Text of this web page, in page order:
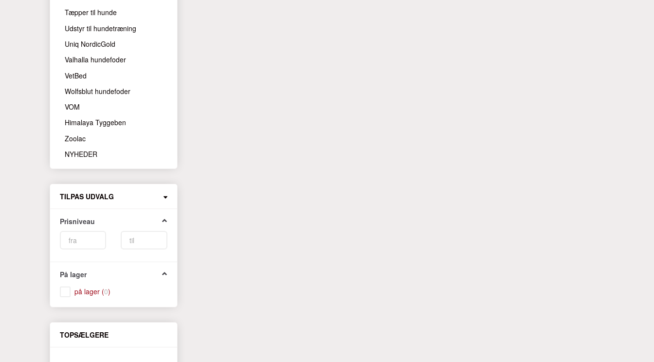
Tæpper til hunde
Udstyr til hundetræning
Uniq NordicGold
Valhalla hundefoder
VetBed
Wolfsblut hundefoder
VOM
Himalaya Tyggeben
Zoolac
NYHEDER
TILPAS UDVALG
Prisniveau
På lager
på lager (0)
TOPSÆLGERE